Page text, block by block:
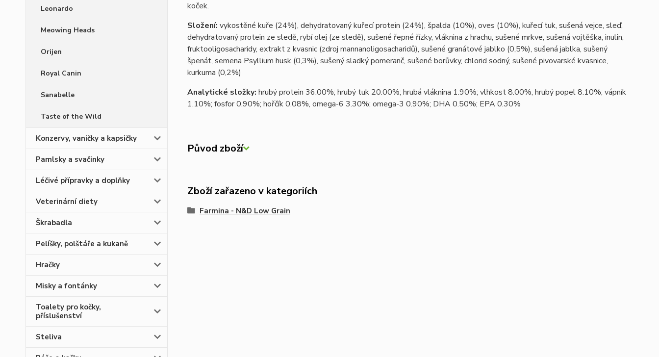
Leonardo
Meowing Heads
Orijen
Royal Canin
Sanabelle
Taste of the Wild
Konzervy, vaničky a kapsičky
Pamlsky a svačinky
Léčivé přípravky a doplňky
Veterinární diety
Škrabadla
Pelíšky, polštáře a kukaně
Hračky
Misky a fontánky
Toalety pro kočky,
příslušenství
Steliva
koček.
Složení: vykostěné kuře (24%), dehydratovaný kuřecí protein (24%), špalda (10%), oves (10%), kuřecí tuk, sušená vejce, sleď,
dehydratovaný protein ze sledě, rybí olej (ze sledě), sušené řepné řízky, vláknina z hrachu, sušené mrkve, sušená vojtěška, inulin,
fruktooligosacharidy, extrakt z kvasnic (zdroj mannanoligosacharidů), sušené granátové jablko (0,5%), sušená jablka, sušený
špenát, semena Psyllium husk (0,3%), sušený sladký pomeranč, sušené borůvky, chlorid sodný, sušené pivovarské kvasnice,
kurkuma (0,2%)
Analytické složky: hrubý protein 36.00%; hrubý tuk 20.00%; hrubá vláknina 1.90%; vlhkost 8.00%, hrubý popel 8.10%; vápník
1.10%; fosfor 0.90%; hořčík 0.08%, omega-6 3.30%; omega-3 0.90%; DHA 0.50%; EPA 0.30%
Původ zboží
Zboží zařazeno v kategoriích
Farmina - N&D Low Grain